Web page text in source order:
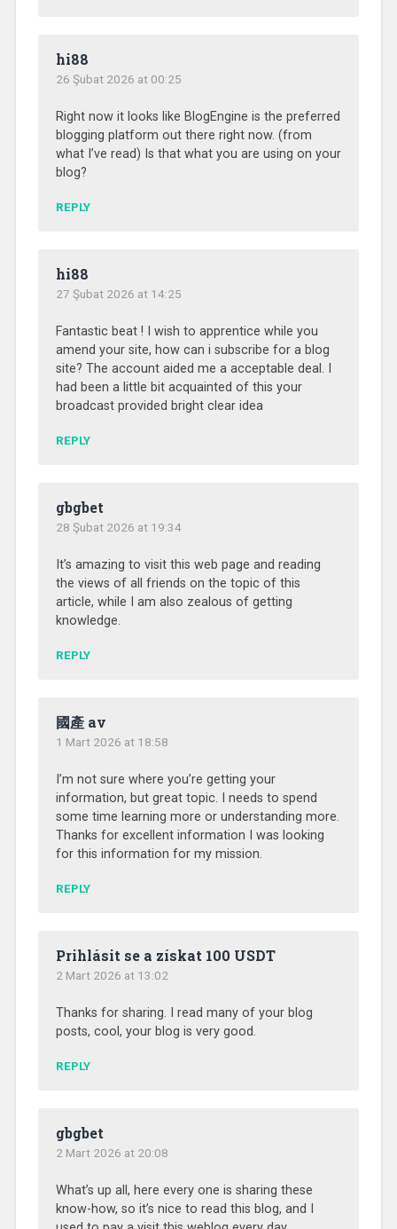
hi88
26 Şubat 2026 at 00:25
Right now it looks like BlogEngine is the preferred
blogging platform out there right now. (from
what I’ve read) Is that what you are using on your
blog?
REPLY
hi88
27 Şubat 2026 at 14:25
Fantastic beat ! I wish to apprentice while you
amend your site, how can i subscribe for a blog
site? The account aided me a acceptable deal. I
had been a little bit acquainted of this your
broadcast provided bright clear idea
REPLY
gbgbet
28 Şubat 2026 at 19:34
It’s amazing to visit this web page and reading
the views of all friends on the topic of this
article, while I am also zealous of getting
knowledge.
REPLY
國產 av
1 Mart 2026 at 18:58
I’m not sure where you’re getting your
information, but great topic. I needs to spend
some time learning more or understanding more.
Thanks for excellent information I was looking
for this information for my mission.
REPLY
Prihlásit se a získat 100 USDT
2 Mart 2026 at 13:02
Thanks for sharing. I read many of your blog
posts, cool, your blog is very good.
REPLY
gbgbet
2 Mart 2026 at 20:08
What’s up all, here every one is sharing these
know-how, so it’s nice to read this blog, and I